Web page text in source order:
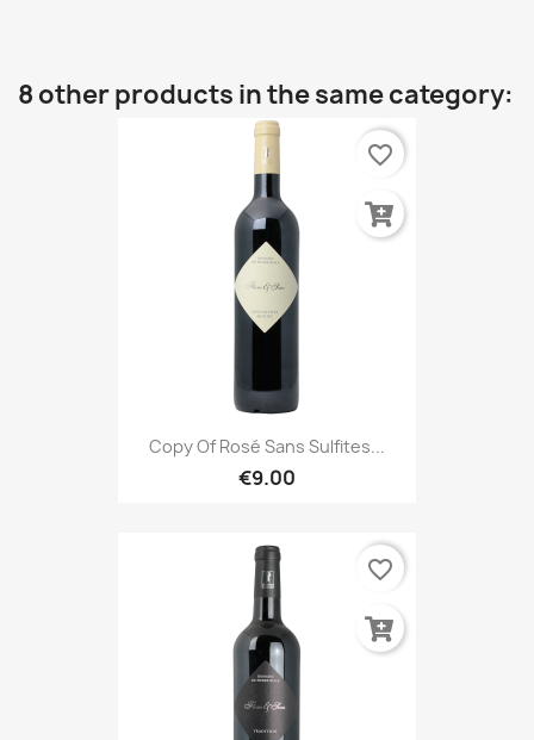
8 other products in the same category:
Copy Of Rosé Sans Sulfites...
€9.00
favorite_border
favorite_border